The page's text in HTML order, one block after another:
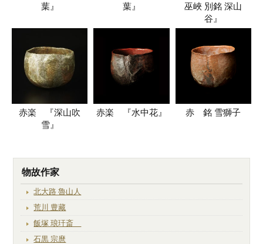
葉』
葉』
巫峽 別銘 深山
谷』
赤楽 『深山吹
雪』
赤楽 『水中花』 赤 銘 雪獅子
物故作家
北大路 魯山人
荒川 豊藏
飯塚 琅玕斎
石黒 宗麿